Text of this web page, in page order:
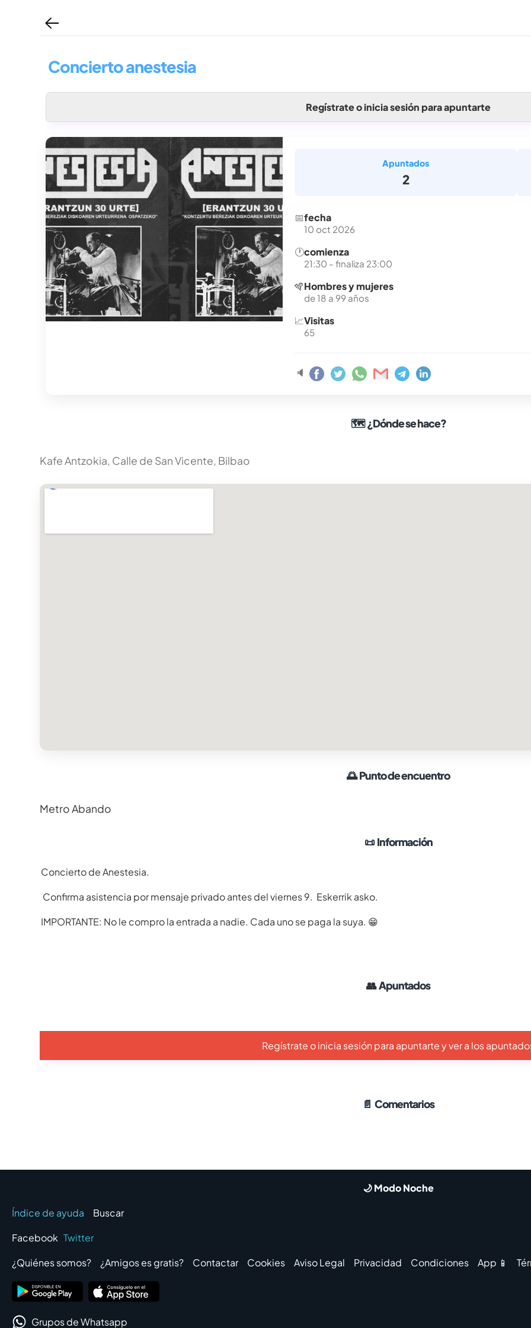
Concierto anestesia
Regístrate o inicia sesión para apuntarte
Apuntados
2
📅fecha
10 oct 2026
🕐comienza
21:30 - finaliza 23:00
🪇Hombres y mujeres
de 18 a 99 años
📈Visitas
65
🔈
🗺¿Dónde se hace?
Kafe Antzokia, Calle de San Vicente, Bilbao
🌅Punto de encuentro
Metro Abando
📜Información
Concierto de Anestesia.
Confirma asistencia por mensaje privado antes del viernes 9. Eskerrik asko.
IMPORTANTE: No le compro la entrada a nadie. Cada uno se paga la suya. 😁
👥Apuntados
Regístrate o inicia sesión para apuntarte y ver a los
📄 Comentarios
🌙 Modo Noche
Índice de ayuda
Buscar
Facebook Twitter
¿Quiénes somos?
¿Amigos es gratis? Contactar Cookies Aviso Legal Privacidad Condiciones App 📱
Grupos de Whatsapp